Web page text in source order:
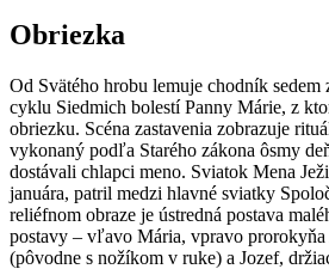
Obriezka
Od Svätého hrobu lemuje chodník sedem
cyklu Siedmich bolestí Panny Márie, z
obriezku. Scéna zastavenia zobrazuje
vykonaný podľa Starého zákona ôsmy
dostávali chlapci meno. Sviatok Mena
januára, patril medzi hlavné sviatky
reliéfnom obraze je ústredná postava
postavy – vľavo Mária, vpravo prorokyňa
(pôvodne s nožíkom v ruke) a Jozef,